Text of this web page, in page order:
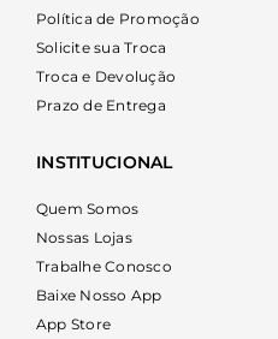
INSTITUCIONAL
Quem Somos
Nossas Lojas
Trabalhe Conosco
Baixe Nosso App
App Store
Política de Promoção
Solicite sua Troca
Troca e Devolução
Prazo de Entrega